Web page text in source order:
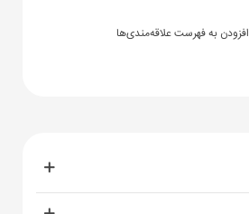
افزودن به فهرست علاقه‌مندی‌ها